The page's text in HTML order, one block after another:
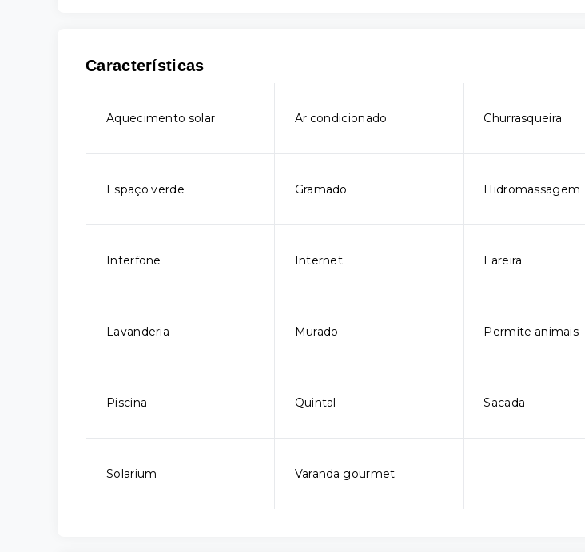
Características
Aquecimento solar Ar condicionado Churrasqueira
Espaço verde Gramado Hidromassagem
Interfone Internet Lareira
Lavanderia Murado Permite animais
Piscina Quintal Sacada
Solarium Varanda gourmet